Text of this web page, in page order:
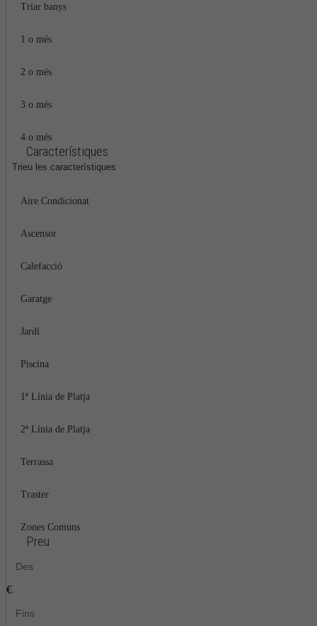
Triar banys
1 o més
2 o més
3 o més
4 o més
Característiques
Trieu les característiques
Aire Condicionat
Ascensor
Calefacció
Garatge
Jardí
Piscina
1ª Línia de Platja
2ª Línia de Platja
Terrassa
Traster
Zones Comuns
Preu
€